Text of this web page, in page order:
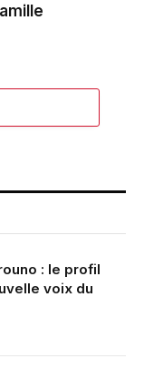
: le profil
voix du